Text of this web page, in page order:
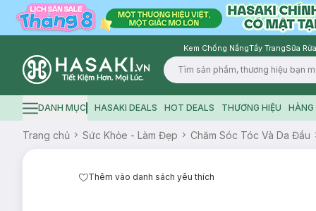
Kem Chống NắngTẩy TrangSữa
Logo
Hamburger icon
DANH MỤC HASAKI DEALS HOT DEALS THƯƠNG HIỆU HÀNG
Trang chủ Sức Khỏe - Làm Đẹp Chăm Sóc Tóc Và Da Đầu
Thêm vào danh sách yêu thích